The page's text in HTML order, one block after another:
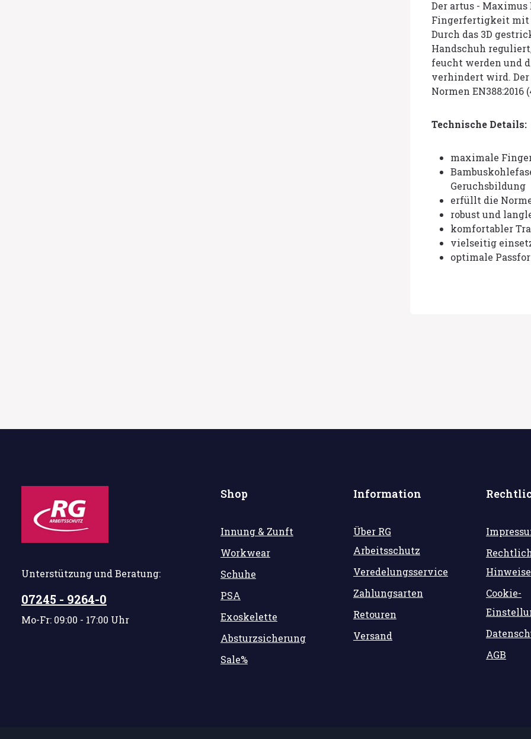
Der artus -
Fingerfertigkeit mit
Durch das 3D
Handschuh
feucht werden und
verhindert wird.
Normen EN388:2016
Technische Details:
maximale
Geruchsbildung
erfüllt die
robust und
komfortabler
vielseitig
optimale
Unterstützung und Beratung:
07245 - 9264-0
Mo-Fr: 09:00 - 17:00 Uhr
Shop
Innung & Zunft
Workwear
Schuhe
PSA
Exoskelette
Absturzsicherung
Sale%
Information
Über RG
Arbeitsschutz
Veredelungsservice
Zahlungsarten
Retouren
Versand
Hinweise
Cookie-
AGB